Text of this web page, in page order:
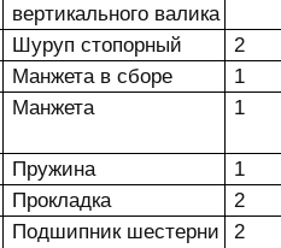
вертикального валика
Шуруп стопорный
2
Манжета в сборе
1
Манжета 1
Пружина
1
Прокладка
2
Подшипник шестерни
2